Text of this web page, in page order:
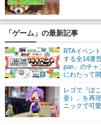
「ゲーム」の最新記事
RTAイベン
する全14運
pan」のチャ
にわたって
レゴで『ぽ
姿）」を再
ニックで可